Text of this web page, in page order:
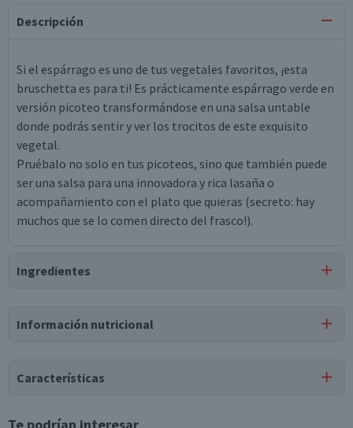
Descripción
Si el espárrago es uno de tus vegetales favoritos, ¡esta
bruschetta es para ti! Es prácticamente espárrago verde en
versión picoteo transformándose en una salsa untable
donde podrás sentir y ver los trocitos de este exquisito
vegetal.
Pruébalo no solo en tus picoteos, sino que también puede
ser una salsa para una innovadora y rica lasaña o
acompañamiento con el plato que quieras (secreto: hay
muchos que se lo comen directo del frasco!).
Ingredientes
pimienta negra en polvo.
Información nutricional
Tabla nutricional
medios
Características
Tipo de Producto